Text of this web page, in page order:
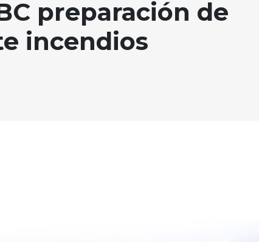
preparación de
incendios